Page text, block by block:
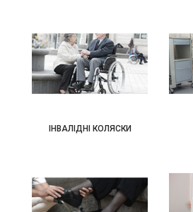
ІНВАЛІДНІ КОЛЯСКИ